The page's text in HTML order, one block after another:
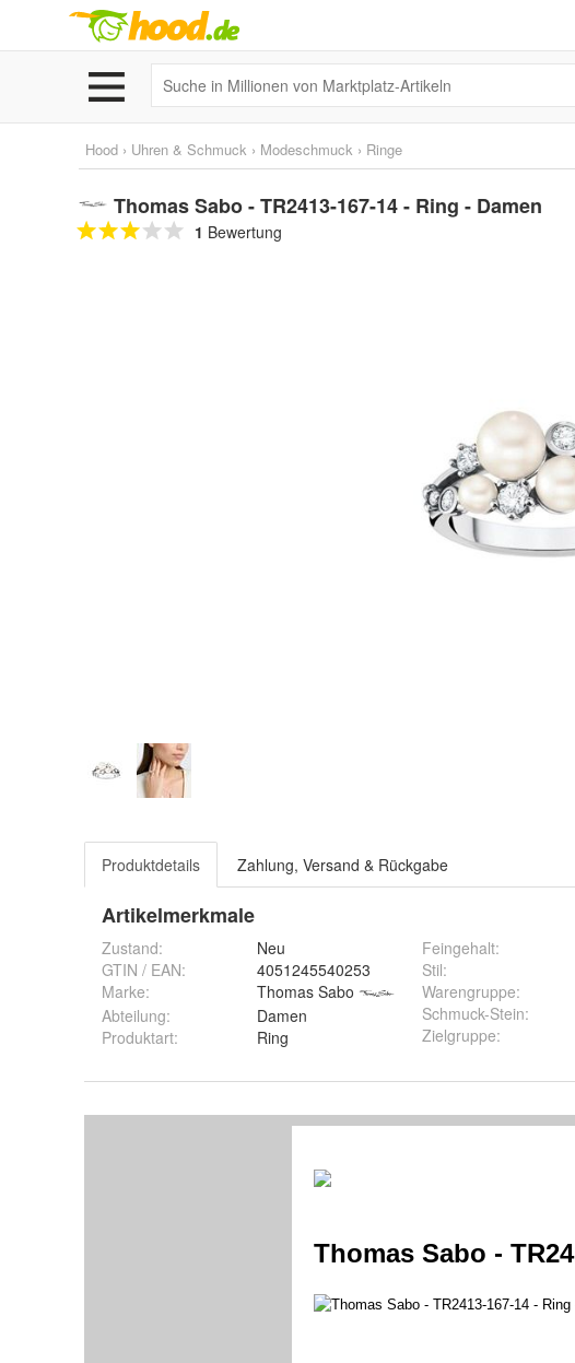
Hood › Uhren & Schmuck › Modeschmuck › Ringe
Thomas Sabo - TR2413-167-14 - Ring - Damen
1 Bewertung
Produktdetails Zahlung, Versand & Rückgabe
Artikelmerkmale
Zustand:
Neu
GTIN / EAN:
4051245540253
Marke:
Thomas Sabo
Abteilung:
Damen
Produktart: Ring
Feingehalt:
Stil:
Warengruppe:
Schmuck-Stein:
Zielgruppe: